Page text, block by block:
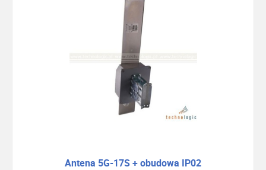
Antena 5G-17S + obudowa IP02